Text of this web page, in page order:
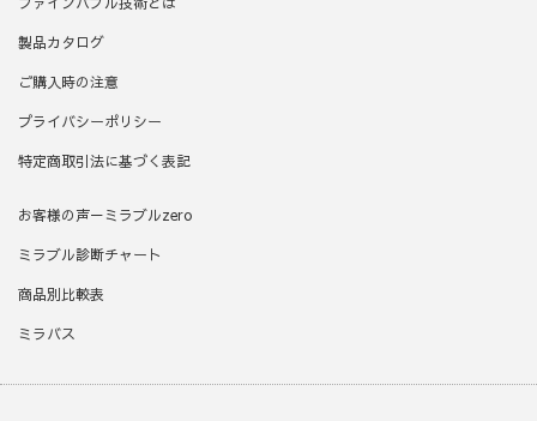
製品カタログ
ご購入時の注意
プライバシーポリシー
特定商取引法に基づく表記
お客様の声－ミラブルzero
ミラブル診断チャート
商品別比較表
ミラバス